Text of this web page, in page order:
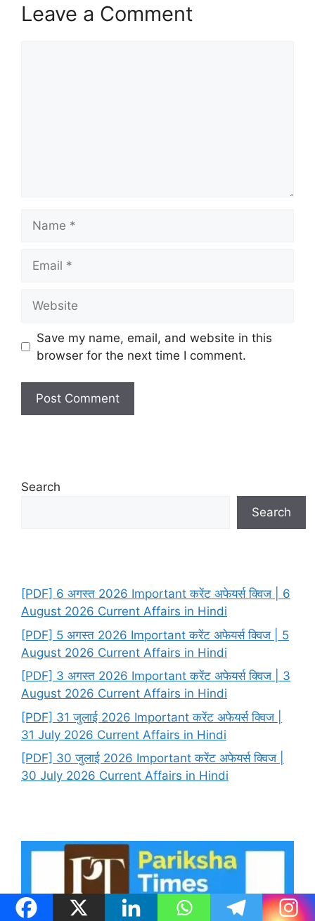
Leave a Comment
Save my name, email, and website in this
browser for the next time I comment.
Search
Search
[PDF] 6 अगस्त 2026 Important करेंट अफेयर्स क्विज | 6
August 2026 Current Affairs in Hindi
[PDF] 5 अगस्त 2026 Important करेंट अफेयर्स क्विज | 5
August 2026 Current Affairs in Hindi
[PDF] 3 अगस्त 2026 Important करेंट अफेयर्स क्विज | 3
August 2026 Current Affairs in Hindi
[PDF] 31 जुलाई 2026 Important करेंट अफेयर्स क्विज |
31 July 2026 Current Affairs in Hindi
[PDF] 30 जुलाई 2026 Important करेंट अफेयर्स क्विज |
30 July 2026 Current Affairs in Hindi